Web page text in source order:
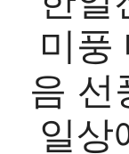
미풍
음 선
일상